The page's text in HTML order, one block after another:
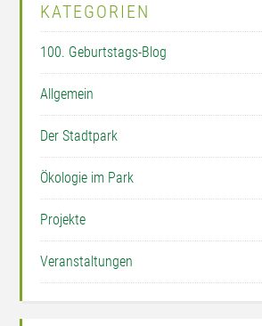
KATEGORIEN
100. Geburtstags-Blog
Allgemein
Der Stadtpark
Ökologie im Park
Projekte
Veranstaltungen